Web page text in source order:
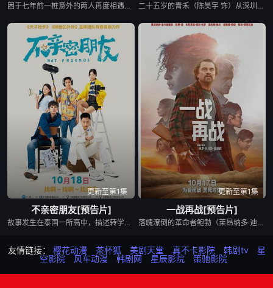
困于七年前一桩意外的两人再度相遇，美云（辛芷蕾 饰）与葆树（张颂文 饰）开始了一段爱恨交织、扭曲而痛苦的共生关系。在美云试图借其峰（冯绍峰 饰）展望新的未来时，却发现自己仍深陷旧日漩涡。那些关于情与债的执念，再度将所有人推向命运的十字路口…… 二十五岁的青禾（陈昊宇 饰）从深圳回到阔别已久的故乡。家乡面貌焕然一新，令她有了回乡创业的冲动。而在和外婆（吴彦姝 饰）相伴的日子里，在一粥一饭之间，青禾回忆起在这栋老屋里发生过的一切，她看到了早逝的父亲，原谅了改嫁的母亲，也在和同村好友美素、小龙的相处中得到慰籍，更得到另一种成长。
更新至第1集
不亲密朋友[预告片]
故事发生在泰国一所高中，描述转学生佩伊与班上的风云人物乔两人在因缘际会下成为了好友。然而，当乔向佩伊提到人的一生只能交到150个真正的朋友时，此番说法却激怒了佩伊，两人因此不欢而散，没想到，乔却在隔天因为一场车祸意外离世……为了纪念好友乔，佩伊决定邀请全校同学共同拍摄一支短片，然而，随着计划进行，众人发现佩伊拍摄视频的动机并未像表面如此简单，究竟是为了提升个人形象？还是为了增加让自己上好大学的机率？佩伊发起这次热血行动背后的秘密即将揭晓。
更新至第1集
一战再战[预告片]
落魄潦倒的革命者鲍勃（莱昂纳多·迪卡普里奥 饰）终日生活在草木皆兵的偏执状态，他与世隔绝，只和坚韧自立的女儿薇拉（蔡斯·英菲尼迪 饰）相依为命。然而，当鲍勃的宿敌（西恩·潘 饰）在16年后再度现身，女儿也突然失踪，这位曾经的激进分子仓促踏上了寻女之路，父女二人不得不直面他过往行为种下的恶果……
友情链接： 樱花动漫 茶杯狐 美剧天堂 真不卡影院 韩剧tv
星
空影院
风车动漫 韩剧网 星辰影院 策驰影院